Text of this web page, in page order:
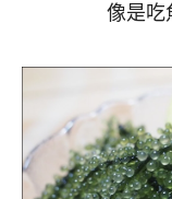
像是吃